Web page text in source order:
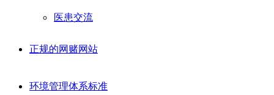
医患交流
正规的网赌网站
环境管理体系标准